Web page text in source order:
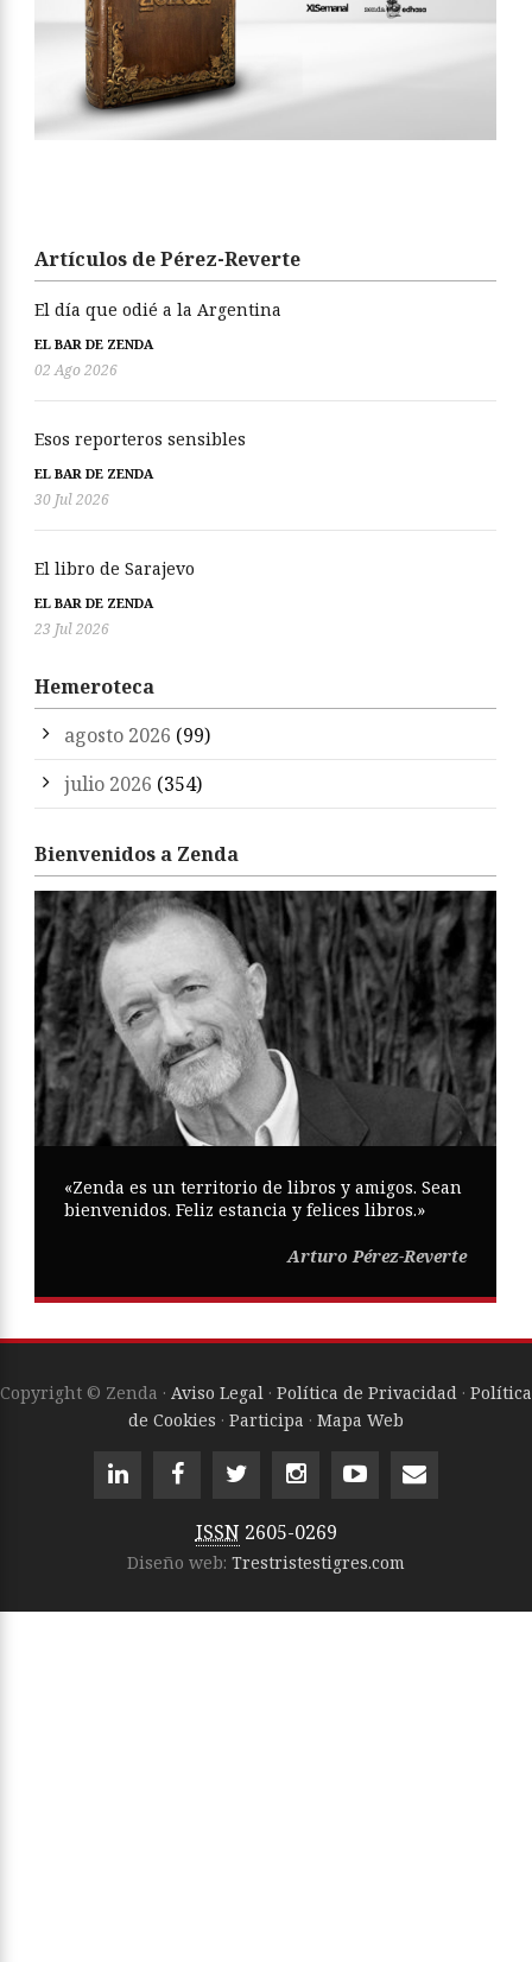
Artículos de Pérez-Reverte
El día que odié a la Argentina
EL BAR DE ZENDA
02 Ago 2026
Esos reporteros sensibles
EL BAR DE ZENDA
30 Jul 2026
El libro de Sarajevo
EL BAR DE ZENDA
23 Jul 2026
Hemeroteca
agosto 2026 (99)
julio 2026 (354)
Bienvenidos a Zenda
«Zenda es un territorio de libros y amigos. Sean
bienvenidos. Feliz estancia y felices libros.»
Arturo Pérez-Reverte
Copyright © Zenda · Aviso Legal · Política de Privacidad · Política
de Cookies · Participa · Mapa Web
ISSN 2605-0269
Diseño web: Trestristestigres.com